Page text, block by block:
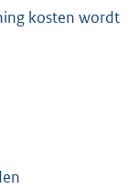
kosten wordt